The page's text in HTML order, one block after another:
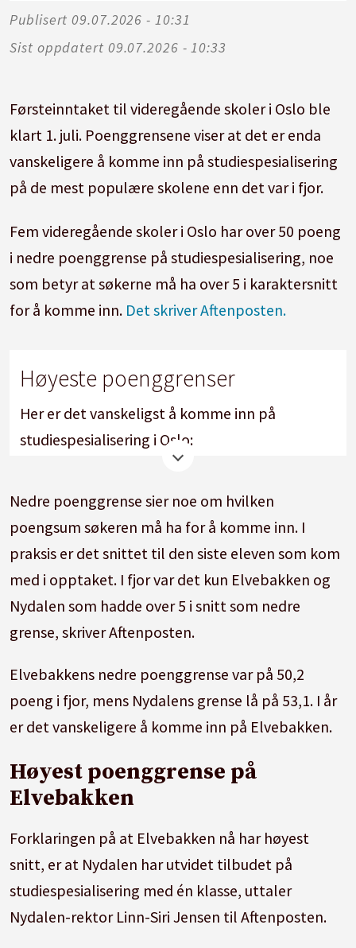
Publisert
09.07.2026 - 10:31
Sist oppdatert
09.07.2026 - 10:33
Førsteinntaket til videregående skoler i Oslo ble
klart 1. juli. Poenggrensene viser at det er enda
vanskeligere å komme inn på studiespesialisering
på de mest populære skolene enn det var i fjor.
Fem videregående skoler i Oslo har over 50 poeng
i nedre poenggrense på studiespesialisering, noe
som betyr at søkerne må ha over 5 i karaktersnitt
for å komme inn. Det skriver Aftenposten.
Høyeste poenggrenser
Her er det vanskeligst å komme inn på
studiespesialisering i Oslo:
Nydalen (51,2)
Foss (50,5)
Hartvig Nissen (50,3)
Nedre poenggrense sier noe om hvilken
poengsum søkeren må ha for å komme inn. I
praksis er det snittet til den siste eleven som kom
med i opptaket. I fjor var det kun Elvebakken og
Nydalen som hadde over 5 i snitt som nedre
grense, skriver Aftenposten.
Elvebakkens nedre poenggrense var på 50,2
poeng i fjor, mens Nydalens grense lå på 53,1. I år
er det vanskeligere å komme inn på Elvebakken.
Høyest poenggrense på
Elvebakken
Forklaringen på at Elvebakken nå har høyest
snitt, er at Nydalen har utvidet tilbudet på
studiespesialisering med én klasse, uttaler
Nydalen-rektor Linn-Siri Jensen til Aftenposten.